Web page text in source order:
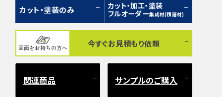
カット・塗装のみ
カット・加工・塗装
フルオーダー集成材(積層材)
図面をお持ちの方へ 今すぐお見積もり依頼
関連商品 サンプルのご購入